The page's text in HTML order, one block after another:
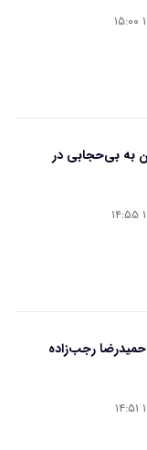
به بی‌حجابی در
رجب‌زاده